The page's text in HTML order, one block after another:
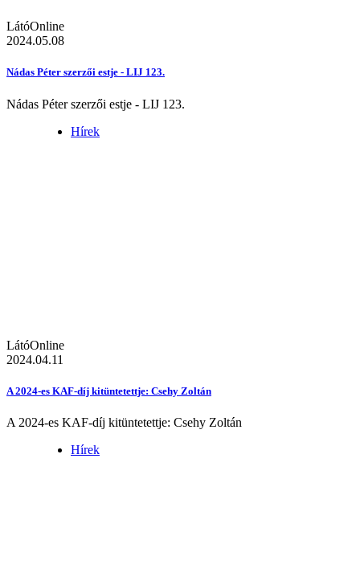
LátóOnline
2024.05.08
Nádas Péter szerzői estje - LIJ 123.
Nádas Péter szerzői estje - LIJ 123.
Hírek
LátóOnline
2024.04.11
A 2024-es KAF-díj kitüntetettje: Csehy Zoltán
A 2024-es KAF-díj kitüntetettje: Csehy Zoltán
Hírek